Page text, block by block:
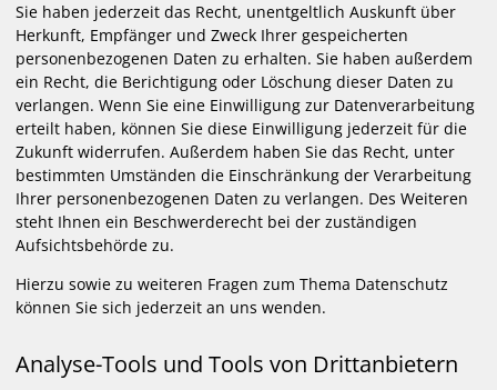
Sie haben jederzeit das Recht, unentgeltlich Auskunft über
Herkunft, Empfänger und Zweck Ihrer gespeicherten
personenbezogenen Daten zu erhalten. Sie haben außerdem
ein Recht, die Berichtigung oder Löschung dieser Daten zu
verlangen. Wenn Sie eine Einwilligung zur Datenverarbeitung
erteilt haben, können Sie diese Einwilligung jederzeit für die
Zukunft widerrufen. Außerdem haben Sie das Recht, unter
bestimmten Umständen die Einschränkung der Verarbeitung
Ihrer personenbezogenen Daten zu verlangen. Des Weiteren
steht Ihnen ein Beschwerderecht bei der zuständigen
Aufsichtsbehörde zu.
Hierzu sowie zu weiteren Fragen zum Thema Datenschutz
können Sie sich jederzeit an uns wenden.
Analyse-Tools und Tools von Dritt­anbietern